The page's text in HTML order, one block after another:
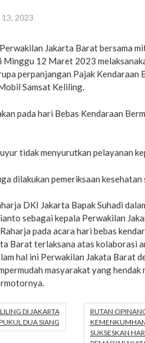
2023
Jakarta Barat bersama
Minggu 12 Maret 2023
perpanjangan Pajak Kendaraan
Samsat Keliling.
pada hari Bebas Kendaraan
tidak menyurutkan pelayanan
dilakukan pemeriksaan
DKI Jakarta Bapak Suhadi
sebagai kepala Perwakilan
pada acara hari bebas
Barat terlaksana atas kolaborasi
hal ini Perwakilan Jakata Barat
masyarakat yang hendak
DI JAKARTA
DUA SIANG
RUTAN
SUKSESKAN